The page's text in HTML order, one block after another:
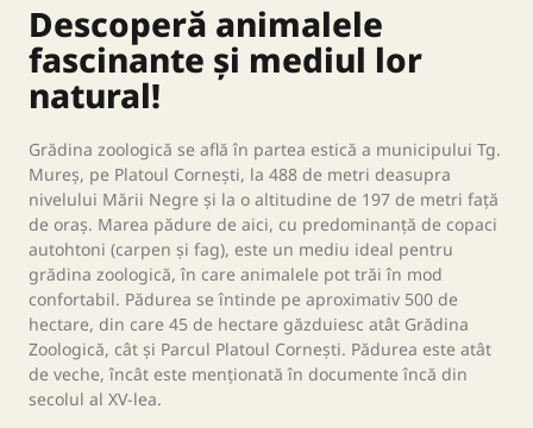
Descoperă animalele
fascinante și mediul lor
natural!
Grădina zoologică se află în partea estică a municipului Tg.
Mureș, pe Platoul Cornești, la 488 de metri deasupra
nivelului Mării Negre și la o altitudine de 197 de metri față
de oraș. Marea pădure de aici, cu predominanță de copaci
autohtoni (carpen și fag), este un mediu ideal pentru
grădina zoologică, în care animalele pot trăi în mod
confortabil. Pădurea se întinde pe aproximativ 500 de
hectare, din care 45 de hectare găzduiesc atât Grădina
Zoologică, cât și Parcul Platoul Cornești. Pădurea este atât
de veche, încât este menționată în documente încă din
secolul al XV-lea.